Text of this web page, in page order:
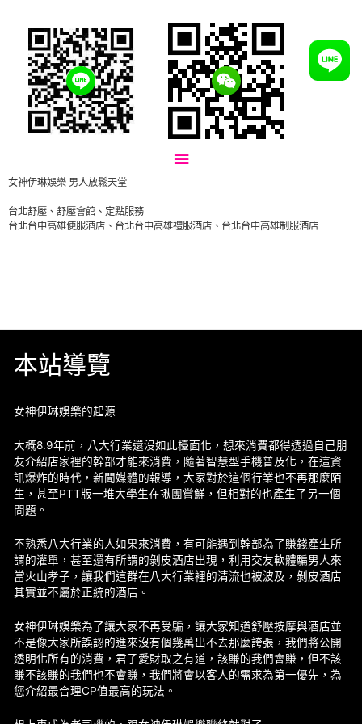
Main
女神伊琳娛樂 男人放鬆天堂
台北舒壓、舒壓會館、定點服務
台北台中高雄便服酒店、台北台中高雄禮服酒店、台北台中高雄制服酒店
本站導覽
女神伊琳娛樂的起源
大概8.9年前，八大行業還沒如此檯面化，想來消費都得透過自己朋
友介紹店家裡的幹部才能來消費，隨著智慧型手機普及化，在這資
訊爆炸的時代，新聞媒體的報導，大家對於這個行業也不再那麼陌
生，甚至PTT版一堆大學生在揪團嘗鮮，但相對的也產生了另一個
問題。
不熟悉八大行業的人如果來消費，有可能遇到幹部為了賺錢產生所
謂的灌單，甚至還有所謂的剝皮酒店出現，利用交友軟體騙男人來
當火山孝子，讓我們這群在八大行業裡的清流也被波及，剝皮酒店
其實並不屬於正統的酒店。
女神伊琳娛樂為了讓大家不再受騙，讓大家知道舒壓按摩與酒店並
不是像大家所誤認的進來沒有個幾萬出不去那麼誇張，我們將公開
透明化所有的消費，君子愛財取之有道，該賺的我們會賺，但不該
賺不該賺的我們也不會賺，我們將會以客人的需求為第一優先，為
您介紹最合理CP值最高的玩法。